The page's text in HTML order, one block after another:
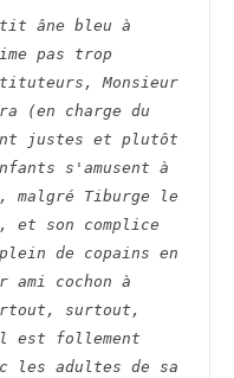
âne bleu à
pas trop
Monsieur
(en charge du
justes et plutôt
s'amusent à
malgré Tiburge le
et son complice
de copains en
ami cochon à
surtout,
est follement
les adultes de sa